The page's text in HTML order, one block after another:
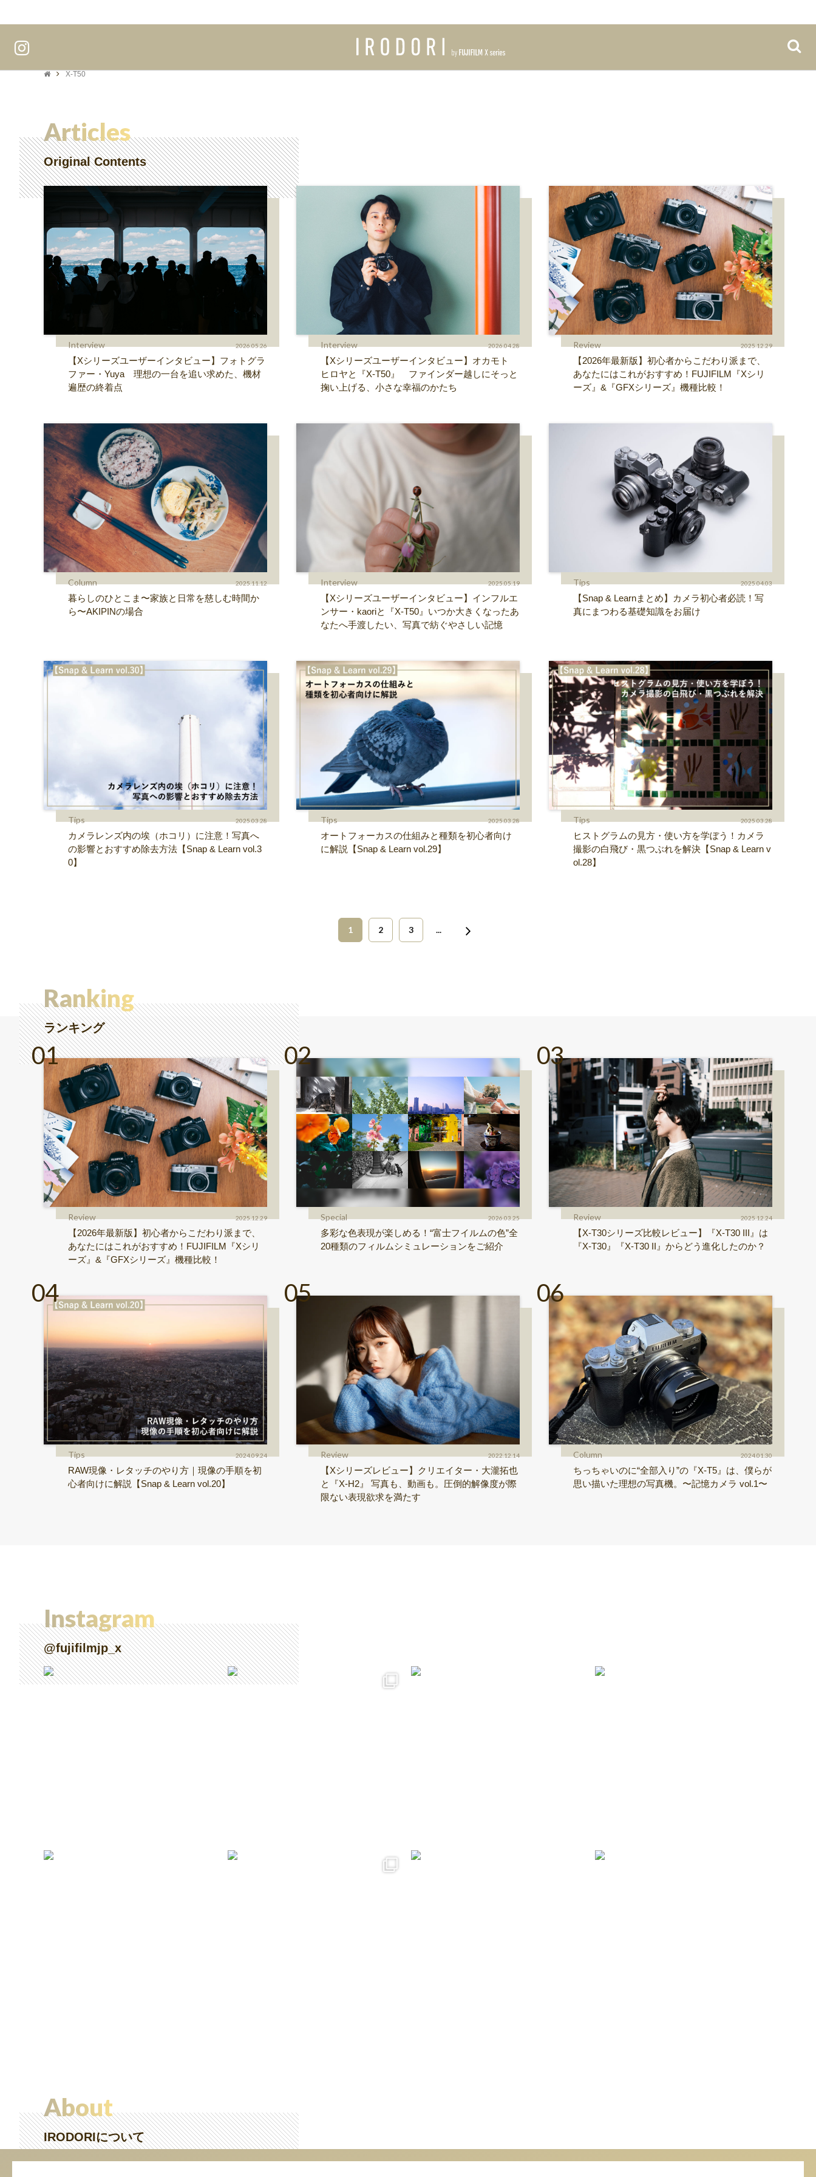
X-T50
Articles
Original Contents
Interview 2026.05.26
【Xシリーズユーザーインタビュー】フォトグラ
ファー・Yuya 理想の一台を追い求めた、機材
遍歴の終着点
Interview 2026.04.28
【Xシリーズユーザーインタビュー】オカモト
ヒロヤと『X-T50』 ファインダー越しにそっと
掬い上げる、小さな幸福のかたち
Review 2025.12.29
【2026年最新版】初心者からこだわり派まで、
あなたにはこれがおすすめ！FUJIFILM『Xシリ
ーズ』&『GFXシリーズ』機種比較！
Column 2025.11.12
暮らしのひとこま〜家族と日常を慈しむ時間か
ら〜AKIPINの場合
Interview 2025.05.19
【Xシリーズユーザーインタビュー】インフルエ
ンサー・kaoriと『X-T50』いつか大きくなったあ
なたへ手渡したい、写真で紡ぐやさしい記憶
Tips 2025.04.03
【Snap & Learnまとめ】カメラ初心者必読！写
真にまつわる基礎知識をお届け
Tips 2025.03.28
カメラレンズ内の埃（ホコリ）に注意！写真へ
の影響とおすすめ除去方法【Snap & Learn vol.3
0】
Tips 2025.03.28
オートフォーカスの仕組みと種類を初心者向け
に解説【Snap & Learn vol.29】
Tips 2025.03.28
ヒストグラムの見方・使い方を学ぼう！カメラ
撮影の白飛び・黒つぶれを解決【Snap & Learn v
ol.28】
1 2 3 ...
Ranking
ランキング
Review 2025.12.29
【2026年最新版】初心者からこだわり派まで、
あなたにはこれがおすすめ！FUJIFILM『Xシリ
ーズ』&『GFXシリーズ』機種比較！
Special 2026.03.25
多彩な色表現が楽しめる！“富士フイルムの色”全
20種類のフィルムシミュレーションをご紹介
Review 2025.12.24
【X-T30シリーズ比較レビュー】『X-T30 III』は
『X-T30』『X-T30 II』からどう進化したのか？
Tips 2024.09.24
RAW現像・レタッチのやり方｜現像の手順を初
心者向けに解説【Snap & Learn vol.20】
Review 2022.12.14
【Xシリーズレビュー】クリエイター・大瀧拓也
と『X-H2』 写真も、動画も。圧倒的解像度が際
限ない表現欲求を満たす
Column 2024.01.30
ちっちゃいのに“全部入り”の『X-T5』は、僕らが
思い描いた理想の写真機。〜記憶カメラ vol.1〜
Instagram
@fujifilmjp_x
About
IRODORIについて